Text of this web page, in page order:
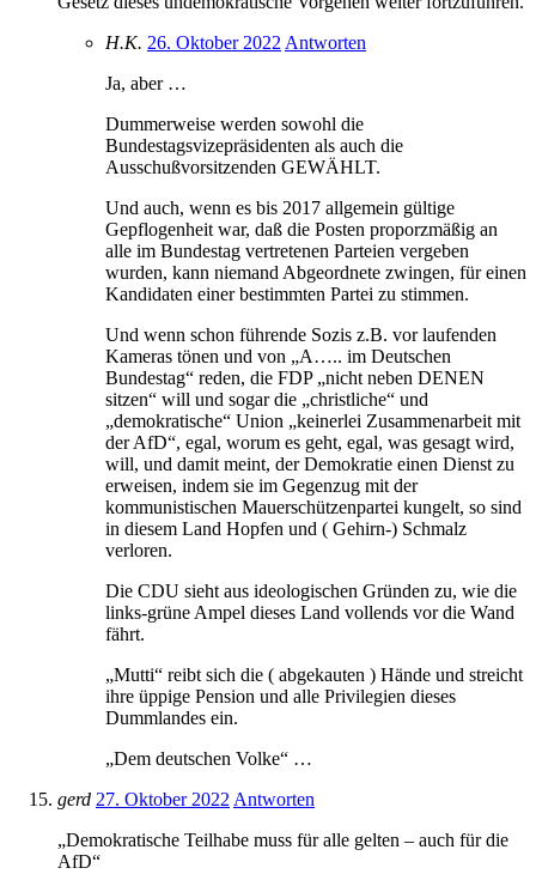
H.K. 26. Oktober 2022Antworten
Ja, aber …
Dummerweise werden sowohl die
Bundestagsvizepräsidenten als auch die
Ausschußvorsitzenden GEWÄHLT.
Und auch, wenn es bis 2017 allgemein gültige
Gepflogenheit war, daß die Posten proporzmäßig an
alle im Bundestag vertretenen Parteien vergeben
wurden, kann niemand Abgeordnete zwingen, für einen
Kandidaten einer bestimmten Partei zu stimmen.
Und wenn schon führende Sozis z.B. vor laufenden
Kameras tönen und von „A….. im Deutschen
Bundestag“ reden, die FDP „nicht neben DENEN
sitzen“ will und sogar die „christliche“ und
„demokratische“ Union „keinerlei Zusammenarbeit mit
der AfD“, egal, worum es geht, egal, was gesagt wird,
will, und damit meint, der Demokratie einen Dienst zu
erweisen, indem sie im Gegenzug mit der
kommunistischen Mauerschützenpartei kungelt, so sind
in diesem Land Hopfen und ( Gehirn-) Schmalz
verloren.
Die CDU sieht aus ideologischen Gründen zu, wie die
links-grüne Ampel dieses Land vollends vor die Wand
fährt.
„Mutti“ reibt sich die ( abgekauten ) Hände und streicht
ihre üppige Pension und alle Privilegien dieses
Dummlandes ein.
„Dem deutschen Volke“ …
gerd 27. Oktober 2022Antworten
„Demokratische Teilhabe muss für alle gelten – auch für die
AfD“